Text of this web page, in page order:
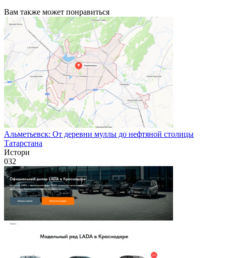
Вам также может понравиться
Альметьевск: От деревни муллы до нефтяной столицы
Татарстана
Истори
032